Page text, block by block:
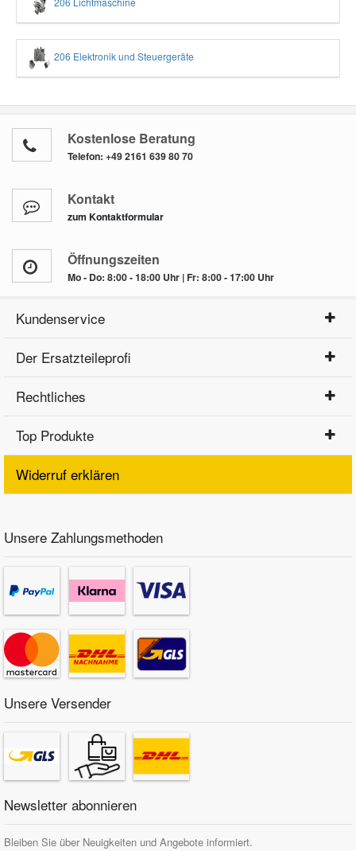
206 Elektronik und Steuergeräte
Kostenlose Beratung
Telefon: +49 2161 639 80 70
Kontakt
zum Kontaktformular
Öffnungszeiten
Mo - Do: 8:00 - 18:00 Uhr | Fr: 8:00 - 17:00 Uhr
Kundenservice
Der Ersatzteileprofi
Rechtliches
Top Produkte
Widerruf erklären
Unsere Zahlungsmethoden
Unsere Versender
Newsletter abonnieren
Bleiben Sie über Neuigkeiten und Angebote informiert.